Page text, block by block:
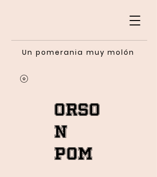
Orso
n
Pom
Un pomerania muy molón